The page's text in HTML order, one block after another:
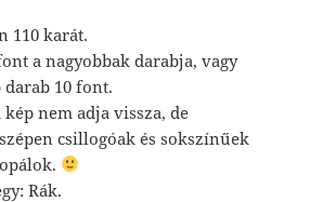
FREE
VÁSÁRLÁS / KOSÁR
110 karát.
a nagyobbak darabja, vagy
darab 10 font.
kép nem adja vissza, de
csillogóak és sokszínűek
Rák.